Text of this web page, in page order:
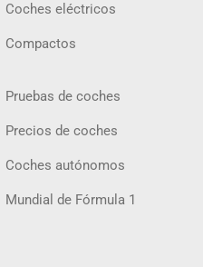
Coches eléctricos
Compactos
Pruebas de coches
Precios de coches
Coches autónomos
Mundial de Fórmula 1